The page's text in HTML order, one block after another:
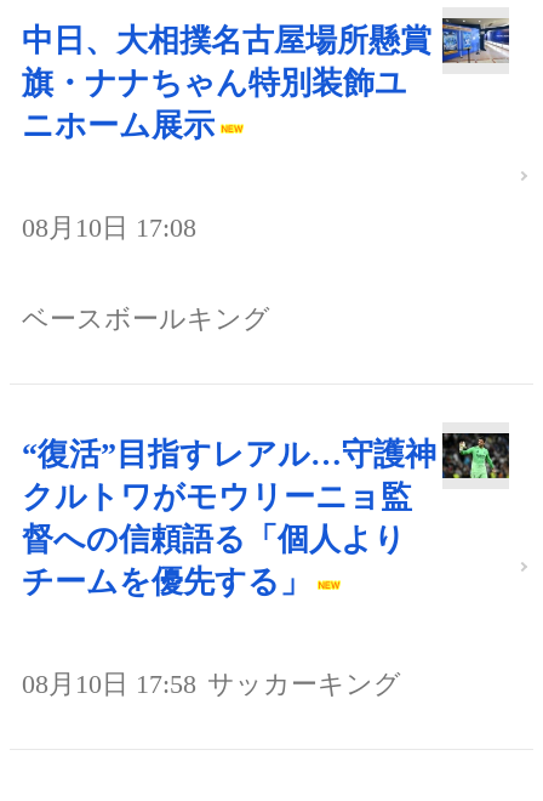
中日、大相撲名古屋場所懸賞
旗・ナナちゃん特別装飾ユ
ニホーム展示
08月10日 17:08
ベースボールキング
“復活”目指すレアル…守護神
クルトワがモウリーニョ監
督への信頼語る「個人より
チームを優先する」
08月10日 17:58 サッカーキング